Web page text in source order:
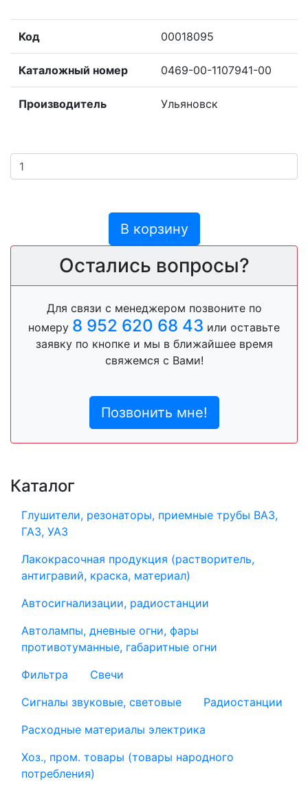
Код 00018095
Каталожный номер 0469-00-1107941-00
Производитель Ульяновск
В корзину
Остались вопросы?
Для связи с менеджером позвоните по
номеру 8 952 620 68 43 или оставьте
заявку по кнопке и мы в ближайшее время
свяжемся с Вами!
Позвонить мне!
Каталог
Глушители, резонаторы, приемные трубы ВАЗ,
ГАЗ, УАЗ
Лакокрасочная продукция (растворитель,
антигравий, краска, материал)
Автосигнализации, радиостанции
Автолампы, дневные огни, фары
противотуманные, габаритные огни
Фильтра
Свечи
Сигналы звуковые, световые
Радиостанции
Расходные материалы электрика
Хоз., пром. товары (товары народного
потребления)